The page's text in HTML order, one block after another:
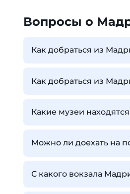
Вопросы о
Как добраться из
Как добраться из
Какие музеи
Можно ли доехать на
С какого вокзала